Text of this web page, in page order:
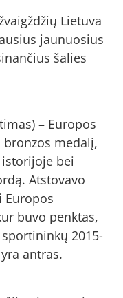
Lietuva
jaunuosius
šalies
– Europos
medalį,
bei
Atstovavo
Europos
buvo penktas,
2015-
antras.